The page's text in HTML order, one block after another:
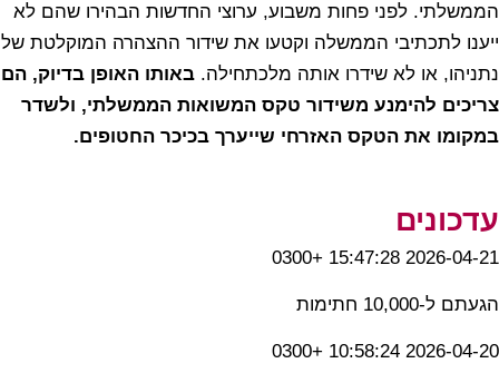
הממשלתי. לפני פחות משבוע, ערוצי החדשות הבהירו שהם לא
ייענו לתכתיבי הממשלה וקטעו את שידור ההצהרה המוקלטת של
נתניהו, או לא שידרו אותה מלכתחילה. באותו האופן בדיוק, הם
צריכים להימנע משידור טקס המשואות הממשלתי, ולשדר
במקומו את הטקס האזרחי שייערך בכיכר החטופים.
עדכונים
2026-04-21 15:47:28 +0300
הגעתם ל-10,000 חתימות
2026-04-20 10:58:24 +0300